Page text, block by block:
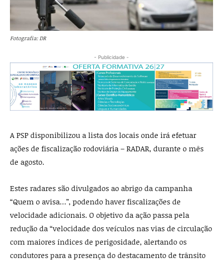
Fotografia: DR
- Publicidade -
A PSP disponibilizou a lista dos locais onde irá efetuar
ações de fiscalização rodoviária – RADAR, durante o mês
de agosto.
Estes radares são divulgados ao abrigo da campanha
“Quem o avisa…”, podendo haver fiscalizações de
velocidade adicionais. O objetivo da ação passa pela
redução da “velocidade dos veículos nas vias de circulação
com maiores índices de perigosidade, alertando os
condutores para a presença do destacamento de trânsito